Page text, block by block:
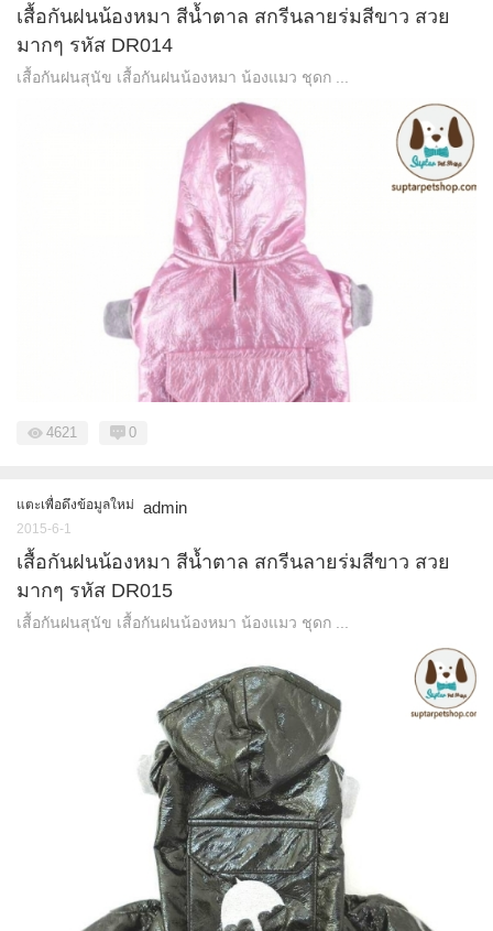
เสื้อกันฝนน้องหมา สีน้ำตาล สกรีนลายร่มสีขาว สวย
มากๆ รหัส DR014
เสื้อกันฝนสุนัข เสื้อกันฝนน้องหมา น้องแมว ชุดก ...
4621 0
แตะเพื่อดึงข้อมูลใหม่ admin
2015-6-1
เสื้อกันฝนน้องหมา สีน้ำตาล สกรีนลายร่มสีขาว สวย
มากๆ รหัส DR015
เสื้อกันฝนสุนัข เสื้อกันฝนน้องหมา น้องแมว ชุดก ...